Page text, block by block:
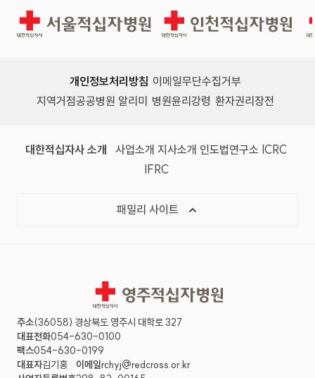
경인권역재활병원 인천적십자병원
개인정보처리방침 이메일무단수집거부
지역거점공공병원 알리미 병원윤리강령 환자권리장전
대한적십자사 소개 사업소개 지사소개 인도법연구소 ICRC
IFRC
패밀리 사이트
영주적십자병원
주소(36058) 경상북도 영주시 대학로 327
대표전화054-630-0100
팩스054-630-0199
대표자김기홍 이메일rchyj@redcross.or.kr